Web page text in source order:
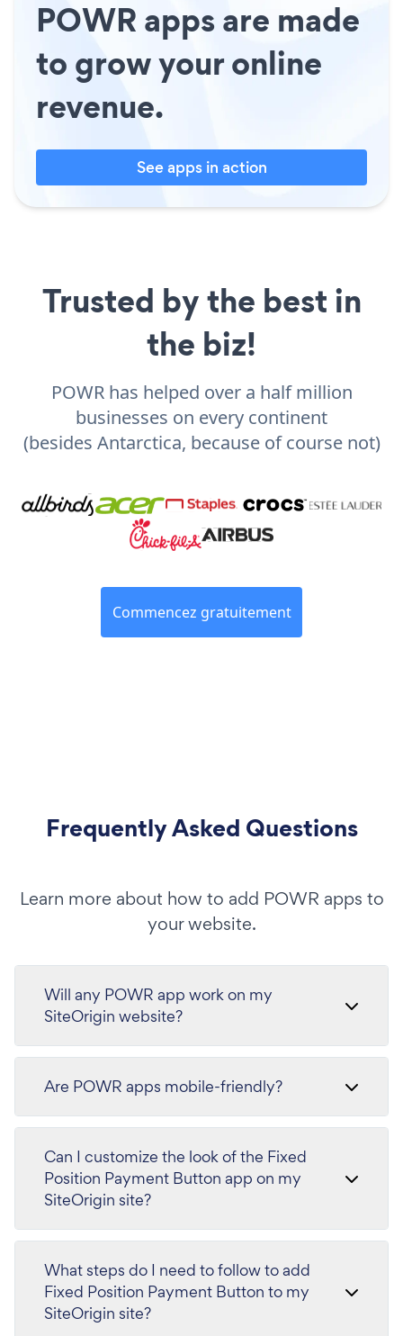
POWR apps are made
to grow your online
revenue.
See apps in action
Trusted by the best in
the biz!
POWR has helped over a half million
businesses on every continent
(besides Antarctica, because of course not)
Commencez gratuitement
Frequently Asked Questions
Learn more about how to add POWR apps to
your website.
Will any POWR app work on my
SiteOrigin website?
Are POWR apps mobile-friendly?
Can I customize the look of the Fixed
Position Payment Button app on my
SiteOrigin site?
What steps do I need to follow to add
Fixed Position Payment Button to my
SiteOrigin site?